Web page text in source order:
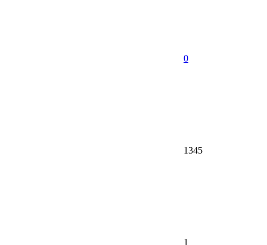
0
1345
1